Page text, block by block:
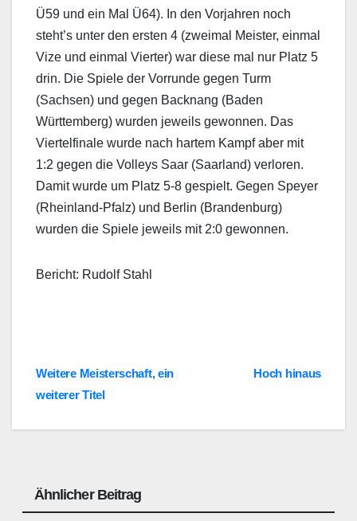
Ü59 und ein Mal Ü64). In den Vorjahren noch
steht’s unter den ersten 4 (zweimal Meister, einmal
Vize und einmal Vierter) war diese mal nur Platz 5
drin. Die Spiele der Vorrunde gegen Turm
(Sachsen) und gegen Backnang (Baden
Württemberg) wurden jeweils gewonnen. Das
Viertelfinale wurde nach hartem Kampf aber mit
1:2 gegen die Volleys Saar (Saarland) verloren.
Damit wurde um Platz 5-8 gespielt. Gegen Speyer
(Rheinland-Pfalz) und Berlin (Brandenburg)
wurden die Spiele jeweils mit 2:0 gewonnen.
Bericht: Rudolf Stahl
Beitragsnavigation Hoch hinaus
Weitere Meisterschaft, ein
weiterer Titel
Ähnlicher Beitrag